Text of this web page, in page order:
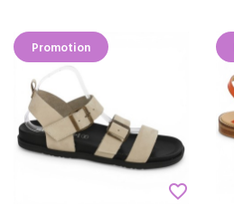
Promotion
favorite_border